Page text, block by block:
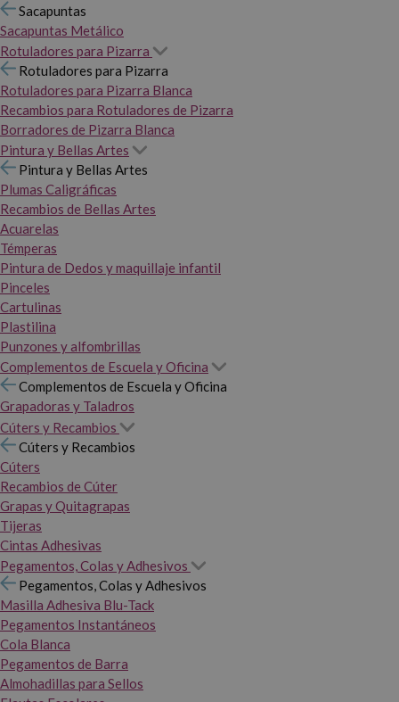
Sacapuntas
Sacapuntas Metálico
Rotuladores para Pizarra
Rotuladores para Pizarra
Rotuladores para Pizarra Blanca
Recambios para Rotuladores de Pizarra
Borradores de Pizarra Blanca
Pintura y Bellas Artes
Pintura y Bellas Artes
Plumas Caligráficas
Recambios de Bellas Artes
Acuarelas
Témperas
Pintura de Dedos y maquillaje infantil
Pinceles
Cartulinas
Plastilina
Punzones y alfombrillas
Complementos de Escuela y Oficina
Complementos de Escuela y Oficina
Grapadoras y Taladros
Cúters y Recambios
Cúters y Recambios
Cúters
Recambios de Cúter
Grapas y Quitagrapas
Tijeras
Cintas Adhesivas
Pegamentos, Colas y Adhesivos
Pegamentos, Colas y Adhesivos
Masilla Adhesiva Blu-Tack
Pegamentos Instantáneos
Cola Blanca
Pegamentos de Barra
Almohadillas para Sellos